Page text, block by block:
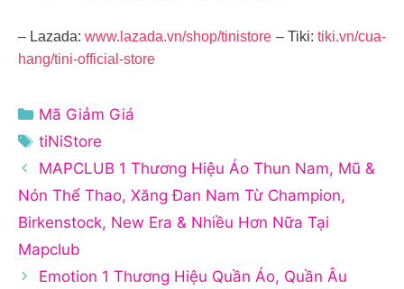
– Lazada:www.lazada.vn/shop/tinistore – Tiki:tiki.vn/cua-
hang/tini-official-store
Danh
mục
Mã Giảm Giá
Thẻ
tiNiStore
MAPCLUB 1 Thương Hiệu Áo Thun Nam, Mũ &
Nón Thể Thao, Xăng Đan Nam Từ Champion,
Birkenstock, New Era & Nhiều Hơn Nữa Tại
Mapclub
Emotion 1 Thương Hiệu Quần Áo, Quần Âu